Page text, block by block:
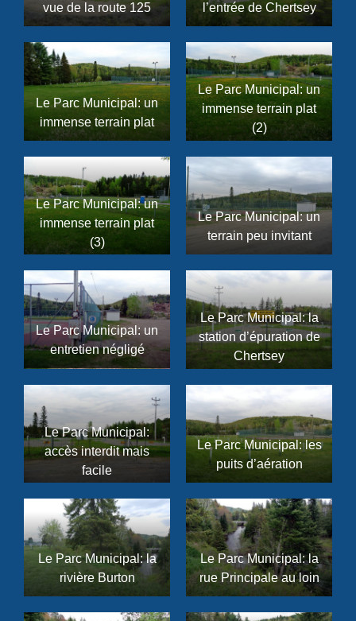
vue de la route 125
l’entrée de Chertsey
Le Parc Municipal: un
immense terrain plat
Le Parc Municipal: un
immense terrain plat
(2)
Le Parc Municipal: un
immense terrain plat
(3)
Le Parc Municipal: un
terrain peu invitant
Le Parc Municipal: un
entretien négligé
Le Parc Municipal: la
station d’épuration de
Chertsey
Le Parc Municipal:
accès interdit mais
facile
Le Parc Municipal: les
puits d’aération
Le Parc Municipal: la
rivière Burton
Le Parc Municipal: la
rue Principale au loin